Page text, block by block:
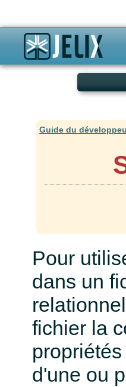
Guide du
Pour
dans un
fichier la
d'une ou